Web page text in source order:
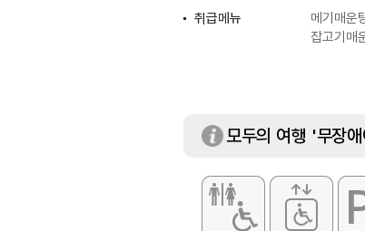
취급메뉴
메기매운
잡고기매
모두의 여행 '무장